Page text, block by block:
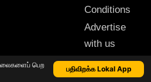
பெற
பதிவிறக்க Lokal App
Conditions
Advertise
with us
Sitemap
transmitted, rewritten or redistributed. © 2020 Lokal App. All rights reserved.